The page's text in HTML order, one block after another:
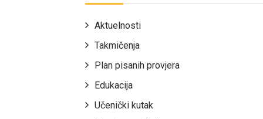
Aktuelnosti
Takmičenja
Plan pisanih provjera
Edukacija
Učenički kutak